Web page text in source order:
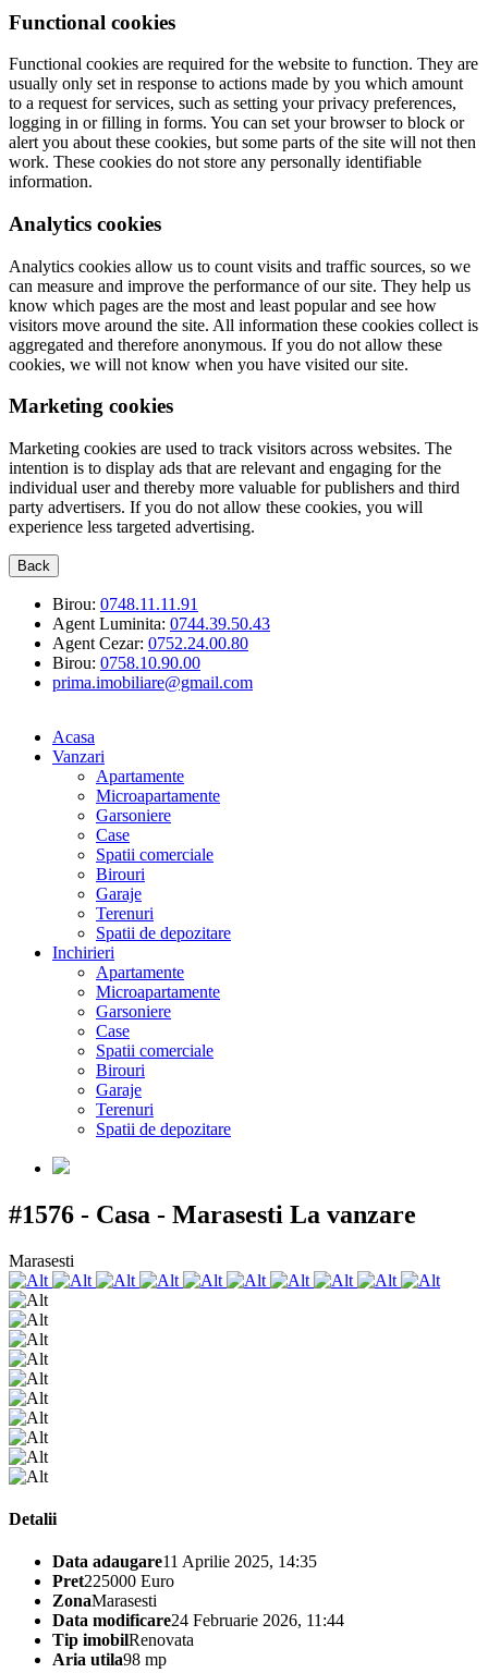
Functional cookies
Functional cookies are required for the website to function. They are
usually only set in response to actions made by you which amount
to a request for services, such as setting your privacy preferences,
logging in or filling in forms. You can set your browser to block or
alert you about these cookies, but some parts of the site will not then
work. These cookies do not store any personally identifiable
information.
Analytics cookies
Analytics cookies allow us to count visits and traffic sources, so we
can measure and improve the performance of our site. They help us
know which pages are the most and least popular and see how
visitors move around the site. All information these cookies collect is
aggregated and therefore anonymous. If you do not allow these
cookies, we will not know when you have visited our site.
Marketing cookies
Marketing cookies are used to track visitors across websites. The
intention is to display ads that are relevant and engaging for the
individual user and thereby more valuable for publishers and third
party advertisers. If you do not allow these cookies, you will
experience less targeted advertising.
Back
Birou: 0748.11.11.91
Agent Luminita: 0744.39.50.43
Agent Cezar: 0752.24.00.80
Birou: 0758.10.90.00
prima.imobiliare@gmail.com
Acasa
Vanzari
Apartamente
Microapartamente
Garsoniere
Case
Spatii comerciale
Birouri
Garaje
Terenuri
Spatii de depozitare
Inchirieri
Apartamente
Microapartamente
Garsoniere
Case
Spatii comerciale
Birouri
Garaje
Terenuri
Spatii de depozitare
#1576 - Casa - Marasesti La vanzare
Marasesti
Detalii
Data adaugare11 Aprilie 2025, 14:35
Pret225000 Euro
ZonaMarasesti
Data modificare24 Februarie 2026, 11:44
Tip imobilRenovata
Aria utila98 mp